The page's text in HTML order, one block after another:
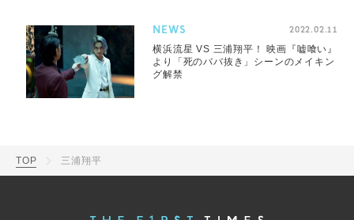
NEWS 2022.02.11
横浜流星 VS 三浦翔平！ 映画『嘘喰い』
より「死のババ抜き」シーンのメイキン
グ解禁
TOP 三浦翔平